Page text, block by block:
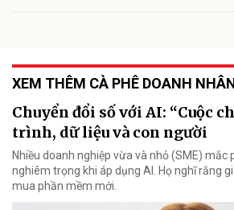
XEM THÊM CÀ PHÊ DOANH
Chuyển đổi số với AI: “Cuộc
trình, dữ liệu và con người
Nhiều doanh nghiệp vừa và nhỏ (SME) mắc
nghiêm trọng khi áp dụng AI. Họ nghĩ rằng
mua phần mềm mới.